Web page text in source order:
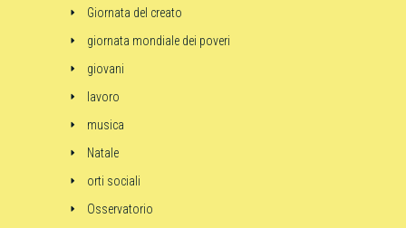
Giornata del creato
giornata mondiale dei poveri
giovani
lavoro
musica
Natale
orti sociali
Osservatorio